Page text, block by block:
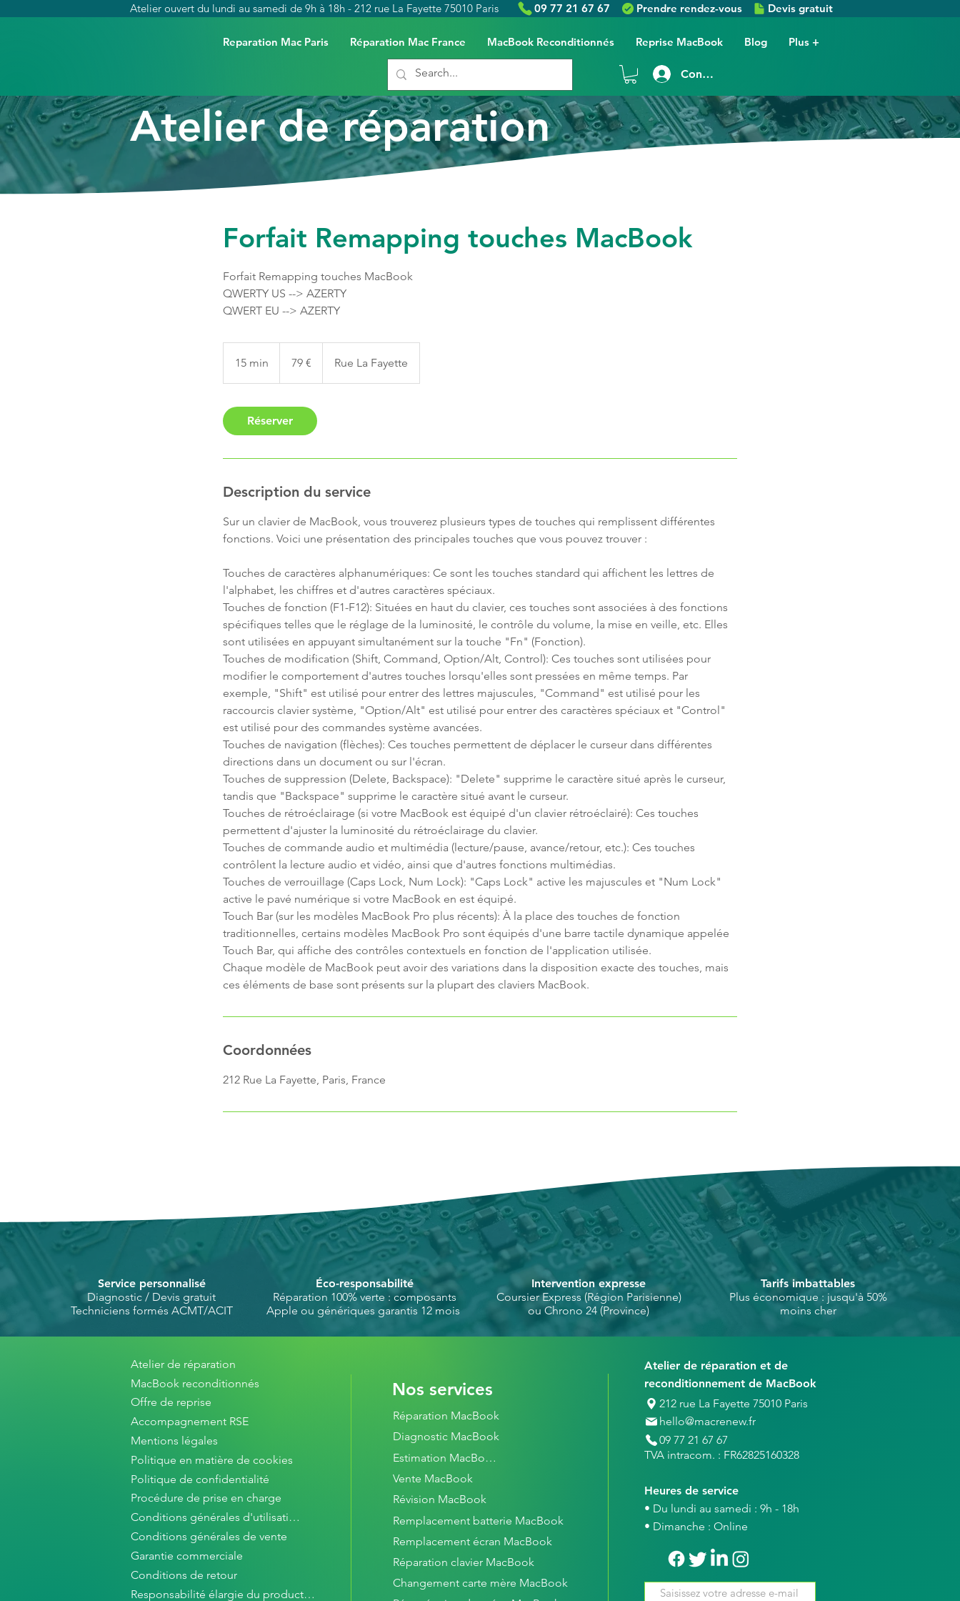
Atelier ouvert du lundi au samedi de 9h à 18h - 212 rue La Fayette 75010 Paris 09 77 21 67 67 Prendre rendez-vous Devis gratuit
Reparation Mac Paris Réparation Mac France MacBook Reconditionnés Reprise MacBook Blog Plus +
Connexion
Forfait Remapping touches MacBook
Forfait Remapping touches MacBook
QWERTY US --> AZERTY
QWERT EU --> AZERTY
15 min
5
79 € Rue La Fayette
Réserver
Description du service
Sur un clavier de MacBook, vous trouverez plusieurs types de touches qui remplissent différentes
fonctions. Voici une présentation des principales touches que vous pouvez trouver :
Touches de caractères alphanumériques: Ce sont les touches standard qui affichent les lettres de
l'alphabet, les chiffres et d'autres caractères spéciaux.
Touches de fonction (F1-F12): Situées en haut du clavier, ces touches sont associées à des fonctions
spécifiques telles que le réglage de la luminosité, le contrôle du volume, la mise en veille, etc. Elles
sont utilisées en appuyant simultanément sur la touche "Fn" (Fonction).
Touches de modification (Shift, Command, Option/Alt, Control): Ces touches sont utilisées pour
modifier le comportement d'autres touches lorsqu'elles sont pressées en même temps. Par
exemple, "Shift" est utilisé pour entrer des lettres majuscules, "Command" est utilisé pour les
raccourcis clavier système, "Option/Alt" est utilisé pour entrer des caractères spéciaux et "Control"
est utilisé pour des commandes système avancées.
Touches de navigation (flèches): Ces touches permettent de déplacer le curseur dans différentes
directions dans un document ou sur l'écran.
Touches de suppression (Delete, Backspace): "Delete" supprime le caractère situé après le curseur,
tandis que "Backspace" supprime le caractère situé avant le curseur.
Touches de rétroéclairage (si votre MacBook est équipé d'un clavier rétroéclairé): Ces touches
permettent d'ajuster la luminosité du rétroéclairage du clavier.
Touches de commande audio et multimédia (lecture/pause, avance/retour, etc.): Ces touches
contrôlent la lecture audio et vidéo, ainsi que d'autres fonctions multimédias.
Touches de verrouillage (Caps Lock, Num Lock): "Caps Lock" active les majuscules et "Num Lock"
active le pavé numérique si votre MacBook en est équipé.
Touch Bar (sur les modèles MacBook Pro plus récents): À la place des touches de fonction
traditionnelles, certains modèles MacBook Pro sont équipés d'une barre tactile dynamique appelée
Touch Bar, qui affiche des contrôles contextuels en fonction de l'application utilisée.
Chaque modèle de MacBook peut avoir des variations dans la disposition exacte des touches, mais
ces éléments de base sont présents sur la plupart des claviers MacBook.
Coordonnées
212 Rue La Fayette, Paris, France
Atelier de réparation
Service personnalisé
Diagnostic / Devis gratuit
Techniciens formés ACMT/ACIT
Éco-responsabilité
Réparation 100% verte : composants
Apple ou génériques garantis 12 mois
Intervention expresse
Coursier Express (Région Parisienne)
ou Chrono 24 (Province)
Tarifs imbattables
Plus économique : jusqu'à 50%
moins cher
Atelier de réparation
MacBook reconditionnés
Offre de reprise
Accompagnement RSE
Mentions légales
Politique en matière de cookies
Politique de confidentialité
Procédure de prise en charge
Conditions générales d'utilisation
Conditions générales de vente
Garantie commerciale
Conditions de retour
Responsabilité élargie du producteur
Nos services
Réparation MacBook
Diagnostic MacBook
Estimation MacBook
Vente MacBook
Révision MacBook
Remplacement batterie MacBook
Remplacement écran MacBook
Réparation clavier MacBook
Changement carte mère MacBook
Atelier de réparation et de
reconditionnement de MacBook
TVA intracom. : FR62825160328
Heures de service
• Du lundi au samedi : 9h - 18h
• Dimanche : Online
09 77 21 67 67
hello@macrenew.fr
212 rue La Fayette 75010 Paris